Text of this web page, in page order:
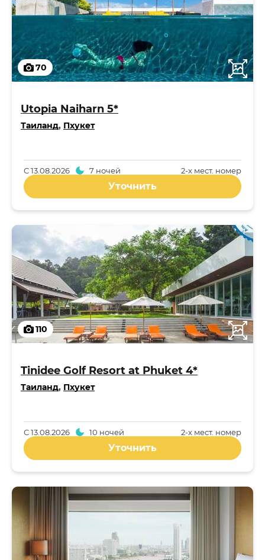
70
Utopia Naiharn 5*
Таиланд, Пхукет
2-x мест. номер
С13.08.2026 7 ночей
Уточнить
110
Tinidee Golf Resort at Phuket 4*
Таиланд, Пхукет
2-x мест. номер
С13.08.2026 10 ночей
Уточнить